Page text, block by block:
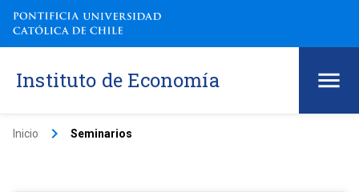
Instituto de Economía
Inicio keyboard_arrow_right Seminarios